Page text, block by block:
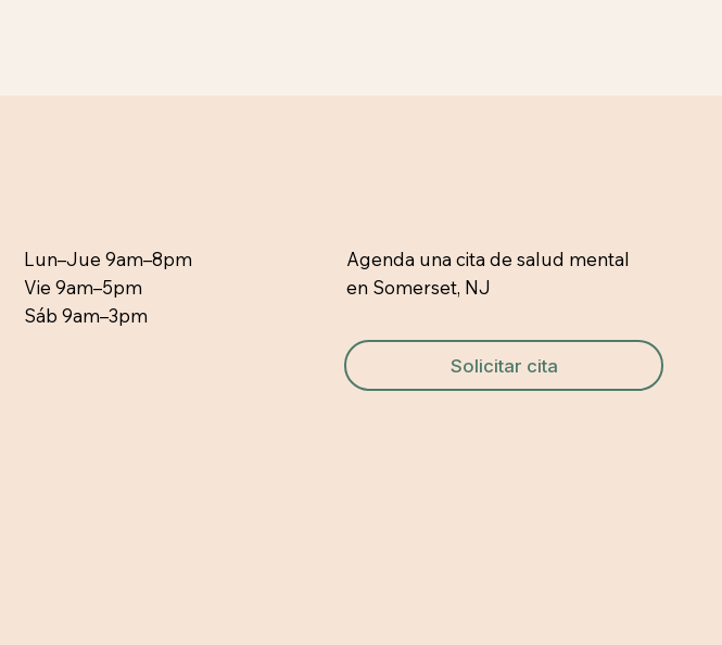
Lun–Jue 9am–8pm
Vie 9am–5pm
Sáb 9am–3pm
Agenda una cita de salud mental
en Somerset, NJ
Solicitar cita